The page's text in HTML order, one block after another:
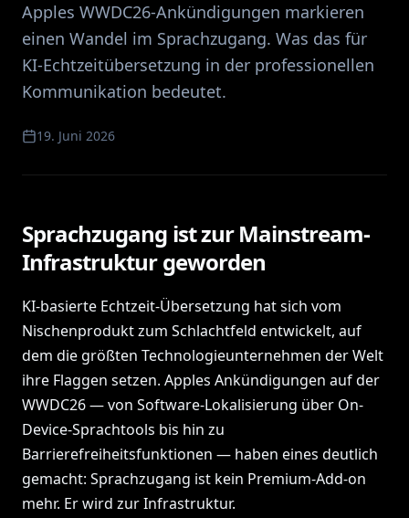
Apples WWDC26-Ankündigungen markieren
einen Wandel im Sprachzugang. Was das für
KI-Echtzeitübersetzung in der professionellen
Kommunikation bedeutet.
19. Juni 2026
Sprachzugang ist zur Mainstream-
Infrastruktur geworden
KI-basierte Echtzeit-Übersetzung hat sich vom
Nischenprodukt zum Schlachtfeld entwickelt, auf
dem die größten Technologieunternehmen der Welt
ihre Flaggen setzen. Apples Ankündigungen auf der
WWDC26 — von Software-Lokalisierung über On-
Device-Sprachtools bis hin zu
Barrierefreiheitsfunktionen — haben eines deutlich
gemacht: Sprachzugang ist kein Premium-Add-on
mehr. Er wird zur Infrastruktur.